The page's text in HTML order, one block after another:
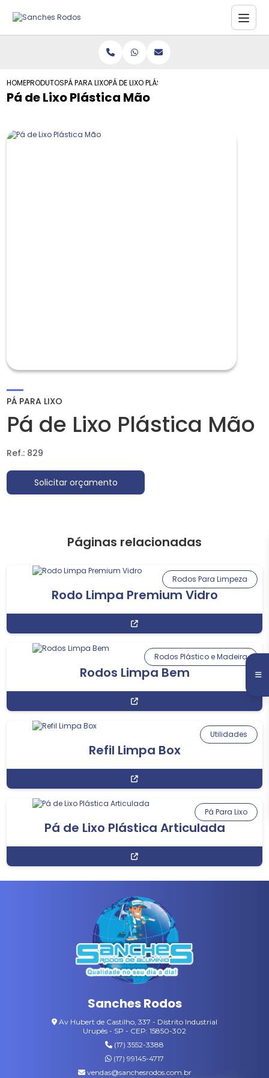
HOMEPRODUTOSPÁ PARA LIXOPÁ DE LIXO PLÁSTICA MÃO
Pá de Lixo Plástica Mão
PÁ PARA LIXO
Pá de Lixo Plástica Mão
Ref.: 829
Solicitar orçamento
Páginas relacionadas
Rodo Limpa Premium Vidro
Rodos Para Limpeza
Rodos Limpa Bem
Rodos Plástico e Madeira
Refil Limpa Box
Utilidades
Pá de Lixo Plástica Articulada
Pá Para Lixo
Sanches Rodos
Av Hubert de Castilho, 337 - Distrito Industrial
Urupês - SP - CEP: 15850-302
(17) 3552-3388
(17) 99145-4717
vendas@sanchesrodos.com.br